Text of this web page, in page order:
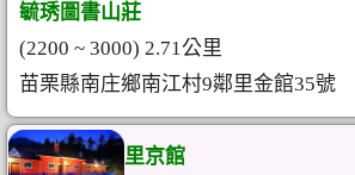
毓琇圖書山莊
(2200 ~ 3000) 2.71公里
苗栗縣南庄鄉南江村9鄰里金館35號
里京館